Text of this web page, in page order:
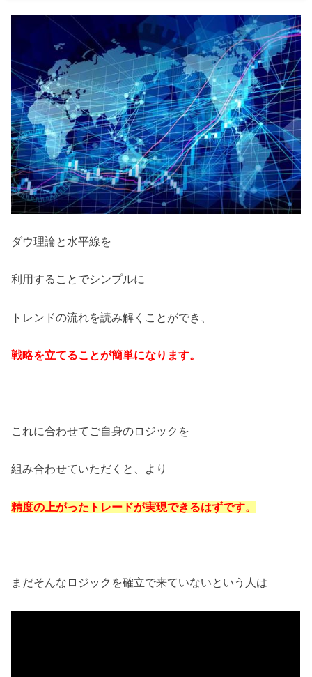
ダウ理論と水平線を
利用することでシンプルに
トレンドの流れを読み解くことができ、
戦略を立てることが簡単になります。
これに合わせてご自身のロジックを
組み合わせていただくと、より
精度の上がったトレードが実現できるはずです。
まだそんなロジックを確立で来ていないという人は